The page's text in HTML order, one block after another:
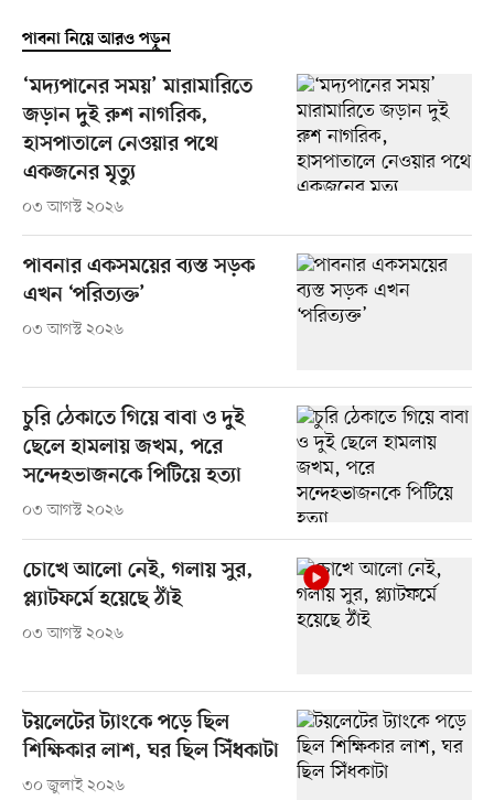
পাবনা নিয়ে আরও পড়ুন
‘মদ্যপানের সময়’ মারামারিতে
জড়ান দুই রুশ নাগরিক,
হাসপাতালে নেওয়ার পথে
একজনের মৃত্যু
০৩ আগস্ট ২০২৬
পাবনার একসময়ের ব্যস্ত সড়ক
এখন ‘পরিত্যক্ত’
০৩ আগস্ট ২০২৬
চুরি ঠেকাতে গিয়ে বাবা ও দুই
ছেলে হামলায় জখম, পরে
সন্দেহভাজনকে পিটিয়ে হত্যা
০৩ আগস্ট ২০২৬
চোখে আলো নেই, গলায় সুর,
প্ল্যাটফর্মে হয়েছে ঠাঁই
০৩ আগস্ট ২০২৬
টয়লেটের ট্যাংকে পড়ে ছিল
শিক্ষিকার লাশ, ঘর ছিল সিঁধকাটা
৩০ জুলাই ২০২৬